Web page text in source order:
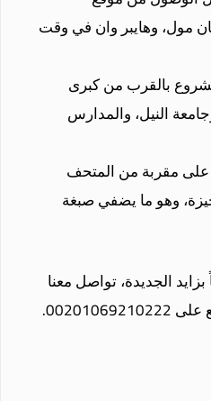
مول، وهايبر وان في وقت
بالقرب من كبرى
النيل، والمدارس
على مقربة من المتحف
وهو ما يضفي صبغة
الجديدة، تواصل معنا